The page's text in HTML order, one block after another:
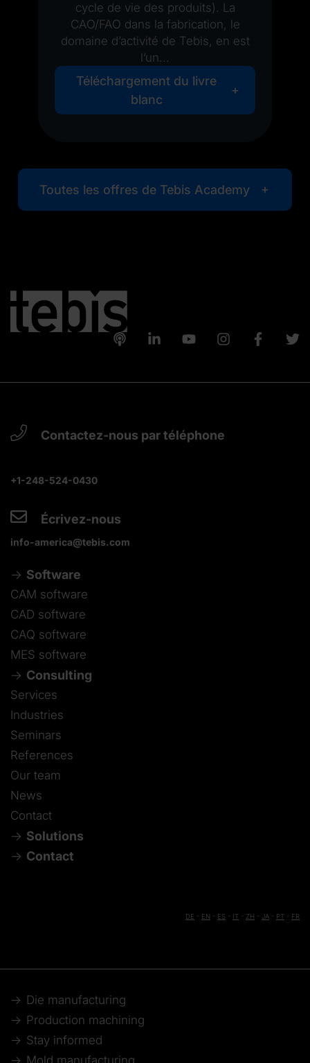
cycle de vie des produits). La
CAO/FAO dans la fabrication, le
domaine d’activité de Tebis, en est
l’un...
Téléchargement du livre
blanc
Toutes les offres de Tebis Academy
Contactez-nous par téléphone
+1-248-524-0430
Écrivez-nous
info-america@tebis.com
Software
CAM software
CAD software
CAQ software
MES software
Consulting
Services
Industries
Seminars
References
Our team
News
Contact
Solutions
Contact
DE EN ES IT ZH JA PT FR
Die manufacturing
Production machining
Stay informed